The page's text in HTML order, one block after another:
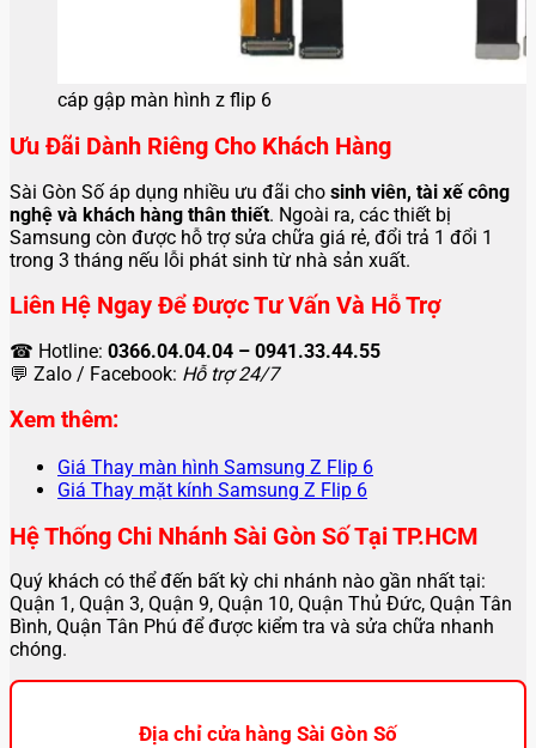
cáp gập màn hình z flip 6
Ưu Đãi Dành Riêng Cho Khách Hàng
Sài Gòn Số áp dụng nhiều ưu đãi cho sinh viên, tài xế công
nghệ và khách hàng thân thiết. Ngoài ra, các thiết bị
Samsung còn được hỗ trợ sửa chữa giá rẻ, đổi trả 1 đổi 1
trong 3 tháng nếu lỗi phát sinh từ nhà sản xuất.
Liên Hệ Ngay Để Được Tư Vấn Và Hỗ Trợ
☎ Hotline: 0366.04.04.04 – 0941.33.44.55
💬 Zalo / Facebook: Hỗ trợ 24/7
Xem thêm:
Giá Thay màn hình Samsung Z Flip 6
Giá Thay mặt kính Samsung Z Flip 6
Hệ Thống Chi Nhánh Sài Gòn Số Tại TP.HCM
Quý khách có thể đến bất kỳ chi nhánh nào gần nhất tại:
Quận 1, Quận 3, Quận 9, Quận 10, Quận Thủ Đức, Quận Tân
Bình, Quận Tân Phú để được kiểm tra và sửa chữa nhanh
chóng.
Địa chỉ cửa hàng Sài Gòn Số